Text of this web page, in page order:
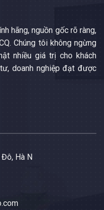
hãng, nguồn gốc rõ ràng,
Chúng tôi không ngừng
nhiều giá trị cho khách
doanh nghiệp đạt được
Hà N